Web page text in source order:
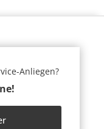
Anliegen?